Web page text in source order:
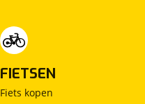
FIETSEN
Fiets kopen